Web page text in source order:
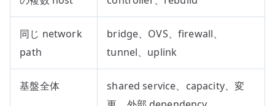
同じ network
path
bridge、OVS、firewall、
tunnel、uplink
基盤全体
shared service、capacity、変